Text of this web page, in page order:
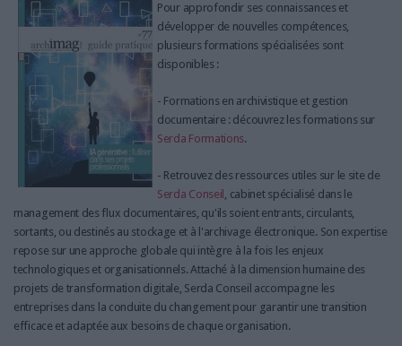
Pour approfondir ses connaissances et
développer de nouvelles compétences,
plusieurs formations spécialisées sont
disponibles :
- Formations en archivistique et gestion
documentaire : découvrez les formations sur
Serda Formations.
- Retrouvez des ressources utiles sur le site de
Serda Conseil , cabinet spécialisé dans le
management des flux documentaires, qu'ils soient entrants, circulants,
sortants, ou destinés au stockage et à l'archivage électronique. Son expertise
repose sur une approche globale qui intègre à la fois les enjeux
technologiques et organisationnels. Attaché à la dimension humaine des
projets de transformation digitale, Serda Conseil accompagne les
entreprises dans la conduite du changement pour garantir une transition
efficace et adaptée aux besoins de chaque organisation.